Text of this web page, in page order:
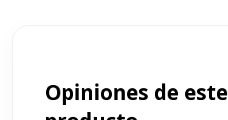
Opiniones de este